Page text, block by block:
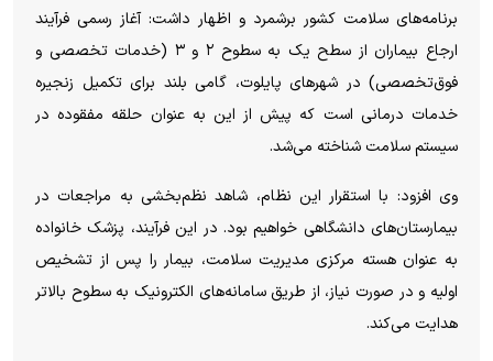
برنامه‌های سلامت کشور برشمرد و اظهار داشت: آغاز رسمی فرآیند
ارجاع بیماران از سطح یک به سطوح ۲ و ۳ (خدمات تخصصی و
فوق‌تخصصی) در شهر‌های پایلوت، گامی بلند برای تکمیل زنجیره
خدمات درمانی است که پیش از این به عنوان حلقه مفقوده در
سیستم سلامت شناخته می‌شد.
وی افزود: با استقرار این نظام، شاهد نظم‌بخشی به مراجعات در
بیمارستان‌های دانشگاهی خواهیم بود. در این فرآیند، پزشک خانواده
به عنوان هسته مرکزی مدیریت سلامت، بیمار را پس از تشخیص
اولیه و در صورت نیاز، از طریق سامانه‌های الکترونیک به سطوح بالاتر
هدایت می‌کند.